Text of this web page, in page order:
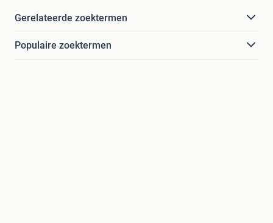
Gerelateerde zoektermen
Populaire zoektermen